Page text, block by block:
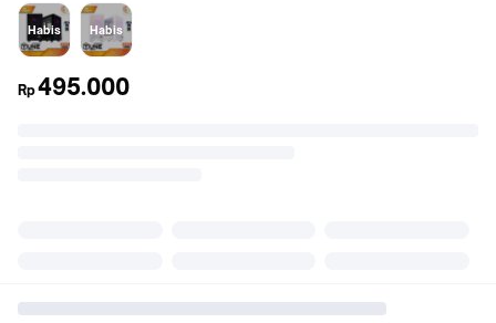
Habis
Hitam
Habis
Putih
Rp495.000